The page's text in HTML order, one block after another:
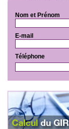
Nom et Prénom
E-mail
Téléphone